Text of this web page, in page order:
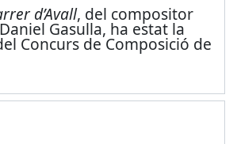
d’Avall, del compositor
Gasulla, ha estat la
Concurs de Composició de